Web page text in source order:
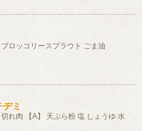
ロッコリースプラウト ごま油
ミ
切れ肉 【A】 天ぷら粉 塩 しょうゆ 水